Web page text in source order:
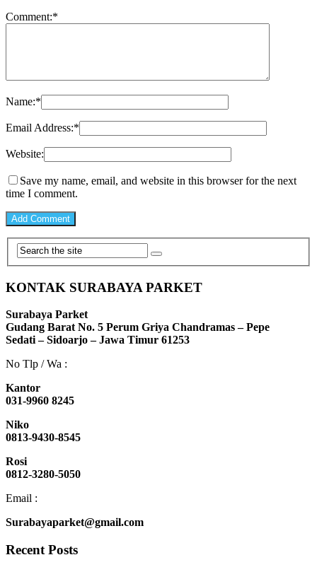
Comment:*
Name:*
Email Address:*
Website:
Save my name, email, and website in this browser for the next
time I comment.
KONTAK SURABAYA PARKET
Surabaya Parket
Gudang Barat No. 5 Perum Griya Chandramas – Pepe
Sedati – Sidoarjo – Jawa Timur 61253
No Tlp / Wa :
Kantor
031-9960 8245
Niko
0813-9430-8545
Rosi
0812-3280-5050
Email :
Surabayaparket@gmail.com
Recent Posts